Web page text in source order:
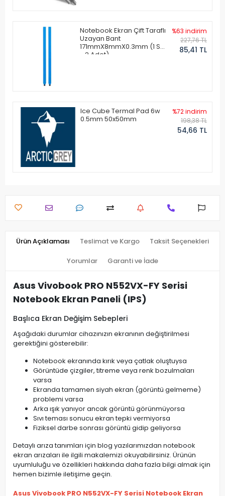
Notebook Ekran Çift Taraflı
Uzayan Bant
171mmX8mmX0.3mm (1 Set
- 2 Adet)
%63 indirim
227,76 TL
85,41 TL
Ice Cube Termal Pad 6w
0.5mm 50x50mm
%72 indirim
198,38 TL
54,66 TL
Ürün Açıklaması Teslimat ve Kargo Taksit Seçenekleri
Yorumlar Garanti ve İade
Asus Vivobook PRO N552VX-FY Serisi
Notebook Ekran Paneli (IPS)
Başlıca Ekran Değişim Sebepleri
Aşağıdaki durumlar cihazınızın ekranının değiştirilmesi
gerektiğini gösterebilir:
Notebook ekranında kırık veya çatlak oluştuysa
Görüntüde çizgiler, titreme veya renk bozulmaları
varsa
Ekranda tamamen siyah ekran (görüntü gelmeme)
problemi varsa
Arka ışık yanıyor ancak görüntü görünmüyorsa
Sıvı teması sonucu ekran tepki vermiyorsa
Fiziksel darbe sonrası görüntü gidip geliyorsa
Detaylı arıza tanımları için blog yazılarımızdan notebook
ekran arızaları ile ilgili makalemizi okuyabilirsiniz. Ürünün
uyumluluğu ve özellikleri hakkında daha fazla bilgi almak için
hemen bizimle iletişime geçin.
Asus Vivobook PRO N552VX-FY Serisi Notebook Ekran